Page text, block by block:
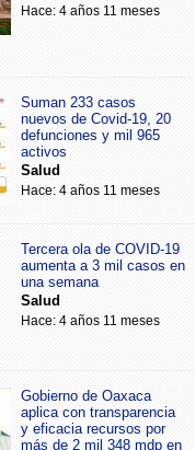
Hace: 4 años 11 meses
Suman 233 casos
nuevos de Covid-19, 20
defunciones y mil 965
activos
Salud
Hace: 4 años 11 meses
Tercera ola de COVID-19
aumenta a 3 mil casos en
una semana
Salud
Hace: 4 años 11 meses
Gobierno de Oaxaca
aplica con transparencia
y eficacia recursos por
más de 2 mil 348 mdp en